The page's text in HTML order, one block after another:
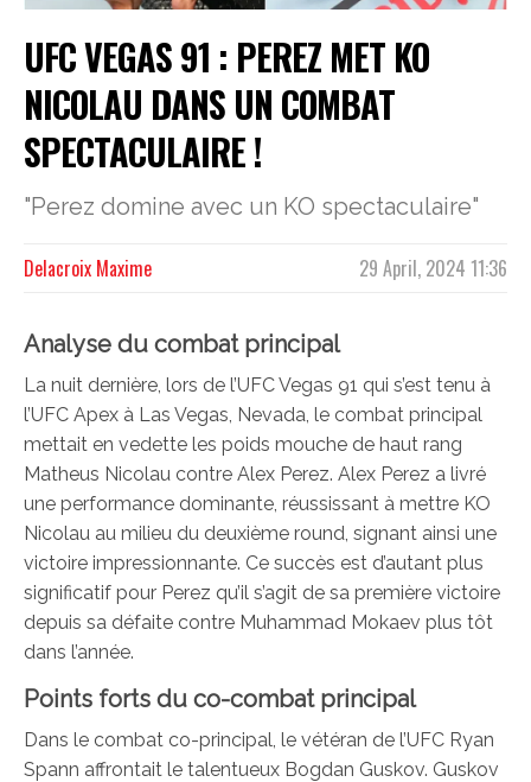
UFC VEGAS 91 : PEREZ MET KO
NICOLAU DANS UN COMBAT
SPECTACULAIRE !
"Perez domine avec un KO spectaculaire"
29 April, 2024 11:36
Delacroix Maxime
Analyse du combat principal
La nuit dernière, lors de l’UFC Vegas 91 qui s’est tenu à
l’UFC Apex à Las Vegas, Nevada, le combat principal
mettait en vedette les poids mouche de haut rang
Matheus Nicolau contre Alex Perez. Alex Perez a livré
une performance dominante, réussissant à mettre KO
Nicolau au milieu du deuxième round, signant ainsi une
victoire impressionnante. Ce succès est d’autant plus
significatif pour Perez qu’il s’agit de sa première victoire
depuis sa défaite contre Muhammad Mokaev plus tôt
dans l’année.
Points forts du co-combat principal
Dans le combat co-principal, le vétéran de l’UFC Ryan
Spann affrontait le talentueux Bogdan Guskov. Guskov